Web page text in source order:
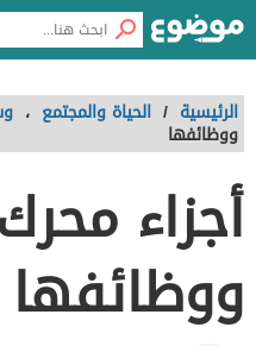
الرئيسية / الحياة والمجتمع ،
ووظائفها
أجزاء
ووظائفها